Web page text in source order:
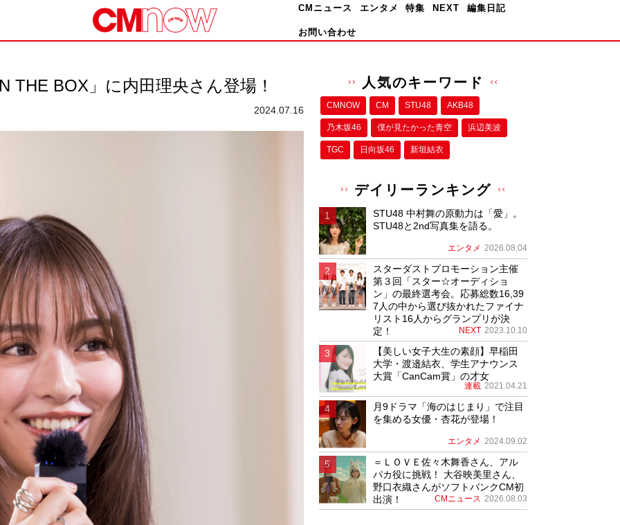
CMニュース エンタメ 特集 NEXT 編集日記
お問い合わせ
THE BOX」に内田理央さん登場！
2024.07.16
人気のキーワード
CMNOW CM STU48 AKB48
乃木坂46 僕が⾒たかった⻘空 浜辺美波
TGC 日向坂46 新垣結衣
デイリーランキング
STU48 中村舞の原動力は「愛」。
STU48と2nd写真集を語る。
エンタメ 2026.08.04
スターダストプロモーション主催
第３回「スター☆オーディショ
ン」の最終選考会。応募総数16,39
7人の中から選び抜かれたファイナ
リスト16人からグランプリが決
定！
NEXT 2023.10.10
【美しい女子大生の素顔】早稲田
大学・渡邉結衣、学生アナウンス
大賞「CanCam賞」の才女
連載 2021.04.21
月9ドラマ「海のはじまり」で注目
を集める女優・杏花が登場！
エンタメ 2024.09.02
＝ＬＯＶＥ佐々木舞香さん、アル
パカ役に挑戦！ 大谷映美里さん、
野口衣織さんがソフトバンクCM初
出演！
CMニュース 2026.08.03